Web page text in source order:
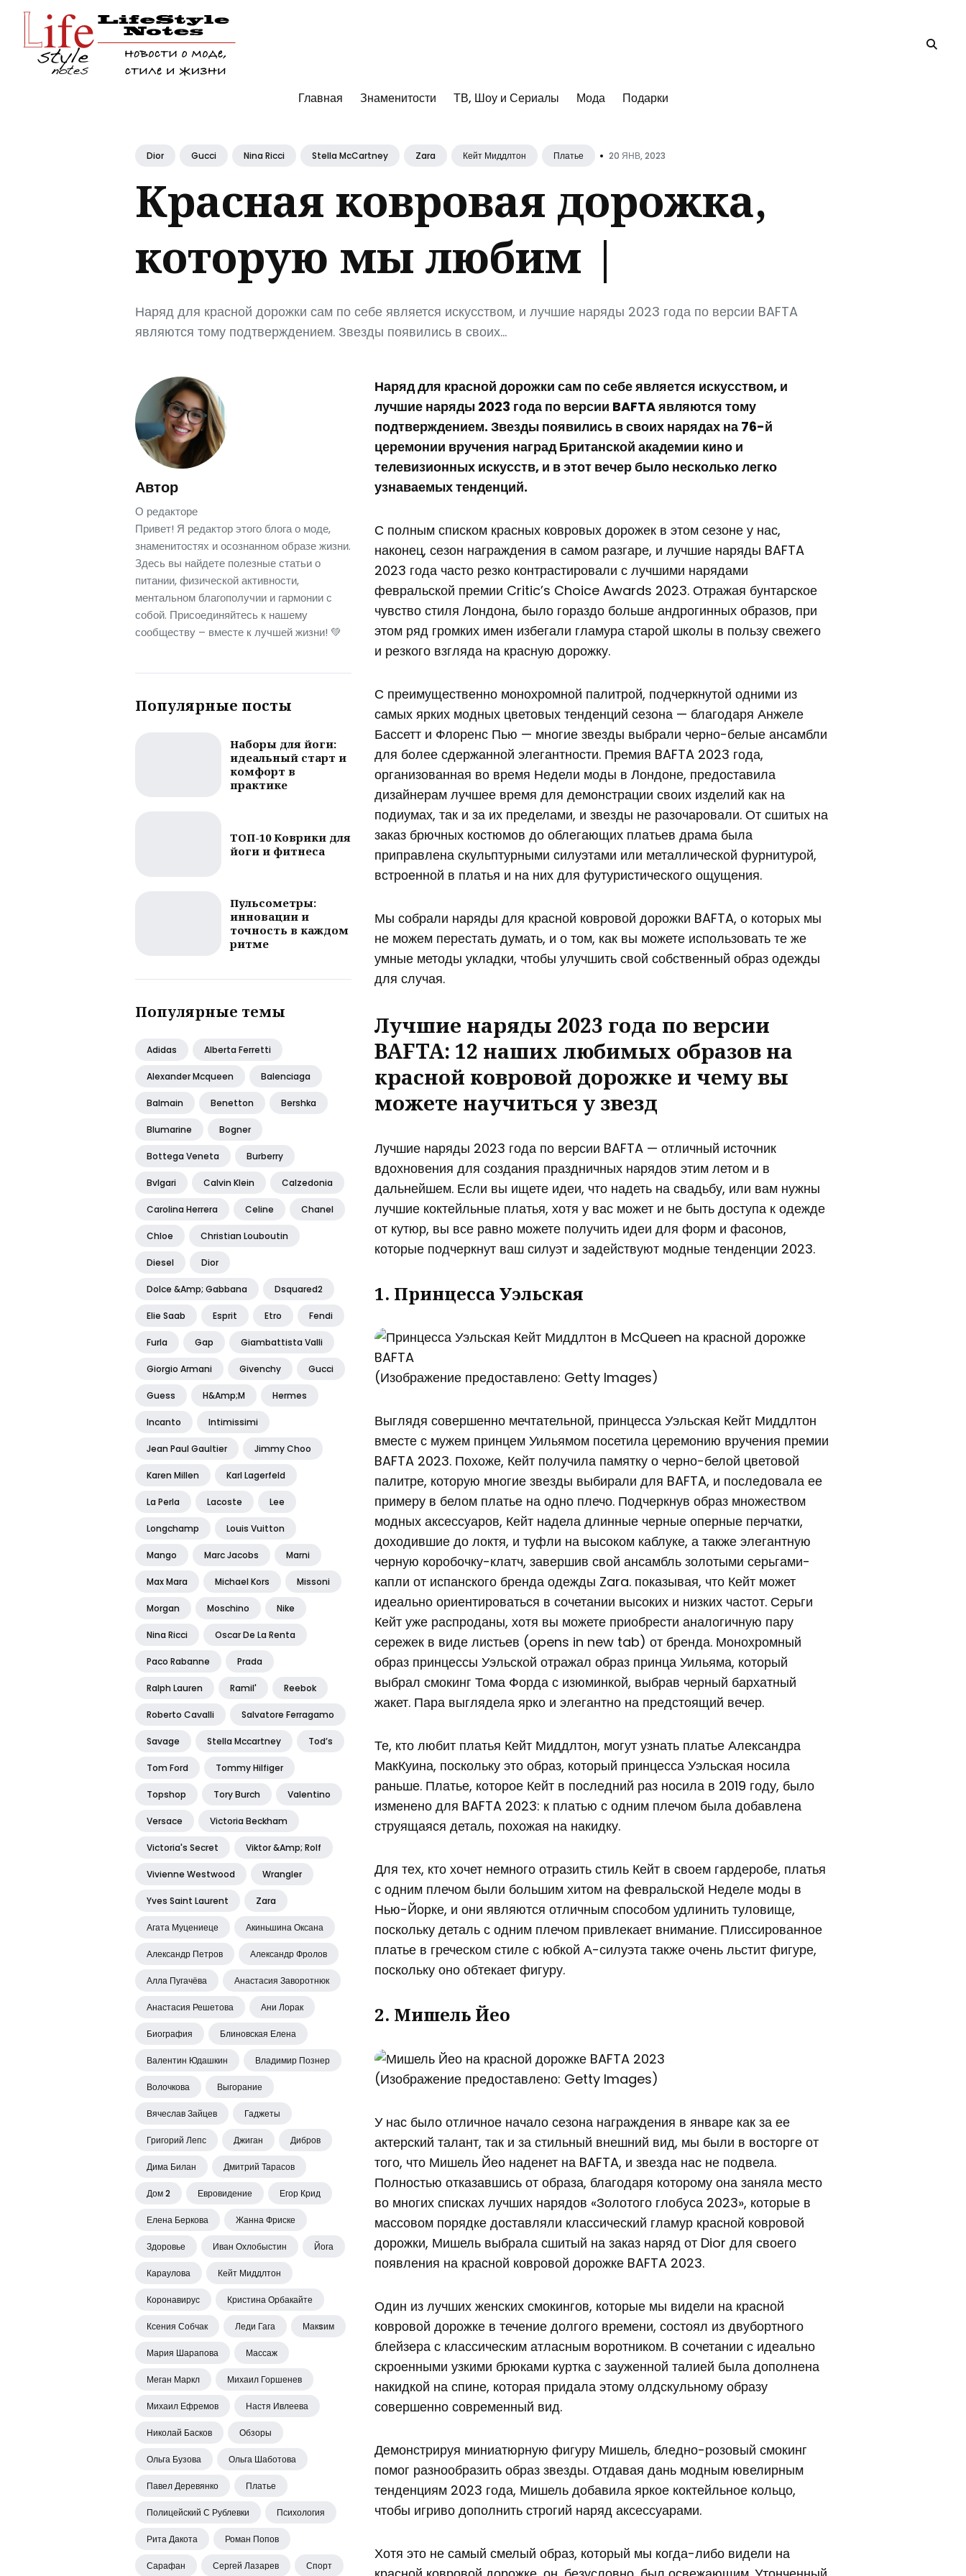
Главная Знаменитости ТВ, Шоу и Сериалы Мода Подарки
по
Dior Gucci Nina Ricci Stella McCartney Zara Кейт Миддлтон Платье • 20 ЯНВ, 2023
Красная ковровая дорожка,
которую мы любим |
Наряд для красной дорожки сам по себе является искусством, и лучшие наряды 2023 года по версии BAFTA
являются тому подтверждением. Звезды появились в своих...
Автор
О редакторе
Привет! Я редактор этого блога о моде,
знаменитостях и осознанном образе жизни.
Здесь вы найдете полезные статьи о
питании, физической активности,
ментальном благополучии и гармонии с
собой. Присоединяйтесь к нашему
сообществу – вместе к лучшей жизни! 💚
Популярные посты
Наборы для йоги:
идеальный старт и
комфорт в
практике
ТОП-10 Коврики для
йоги и фитнеса
Пульсометры:
инновации и
точность в каждом
ритме
Популярные темы
Adidas Alberta Ferretti
Alexander Mcqueen Balenciaga
Balmain Benetton Bershka
Blumarine Bogner
Bottega Veneta Burberry
Bvlgari Calvin Klein Calzedonia
Carolina Herrera Celine Chanel
Chloe Christian Louboutin
Diesel Dior
Dolce &amp; Gabbana Dsquared2
Elie Saab Esprit Etro Fendi
Furla Gap Giambattista Valli
Giorgio Armani Givenchy Gucci
Guess H&amp;m Hermes
Incanto Intimissimi
Jean Paul Gaultier Jimmy Choo
Karen Millen Karl Lagerfeld
La Perla Lacoste Lee
Longchamp Louis Vuitton
Mango Marc Jacobs Marni
Max Mara Michael Kors Missoni
Morgan Moschino Nike
Nina Ricci Oscar De La Renta
Paco Rabanne Prada
Ralph Lauren Ramil' Reebok
Roberto Cavalli Salvatore Ferragamo
Savage Stella Mccartney Tod’s
Tom Ford Tommy Hilfiger
Topshop Tory Burch Valentino
Versace Victoria Beckham
Victoria's Secret Viktor &amp; Rolf
Vivienne Westwood Wrangler
Yves Saint Laurent Zara
Агата Муцениеце Акиньшина Оксана
Александр Петров Александр Фролов
Алла Пугачёва Анастасия Заворотнюк
Анастасия Решетова Ани Лорак
Биография Блиновская Елена
Валентин Юдашкин Владимир Познер
Волочкова Выгорание
Вячеслав Зайцев Гаджеты
Григорий Лепс Джиган Дибров
Дима Билан Дмитрий Тарасов
Дом 2 Евровидение Егор Крид
Елена Беркова Жанна Фриске
Здоровье Иван Охлобыстин Йога
Караулова Кейт Миддлтон
Коронавирус Кристина Орбакайте
Ксения Собчак Леди Гага Макsим
Мария Шарапова Массаж
Меган Маркл Михаил Горшенев
Михаил Ефремов Настя Ивлеева
Николай Басков Обзоры
Ольга Бузова Ольга Шаботова
Павел Деревянко Платье
Полицейский С Рублевки Психология
Рита Дакота Роман Попов
Сарафан Сергей Лазарев Спорт
Наряд для красной дорожки сам по себе является искусством, и
лучшие наряды 2023 года по версии BAFTA являются тому
подтверждением. Звезды появились в своих нарядах на 76-й
церемонии вручения наград Британской академии кино и
телевизионных искусств, и в этот вечер было несколько легко
узнаваемых тенденций.
С полным списком красных ковровых дорожек в этом сезоне у нас,
наконец, сезон награждения в самом разгаре, и лучшие наряды BAFTA
2023 года часто резко контрастировали с лучшими нарядами
февральской премии Critic’s Choice Awards 2023. Отражая бунтарское
чувство стиля Лондона, было гораздо больше андрогинных образов, при
этом ряд громких имен избегали гламура старой школы в пользу свежего
и резкого взгляда на красную дорожку.
С преимущественно монохромной палитрой, подчеркнутой одними из
самых ярких модных цветовых тенденций сезона — благодаря Анжеле
Бассетт и Флоренс Пью — многие звезды выбрали черно-белые ансамбли
для более сдержанной элегантности. Премия BAFTA 2023 года,
организованная во время Недели моды в Лондоне, предоставила
дизайнерам лучшее время для демонстрации своих изделий как на
подиумах, так и за их пределами, и звезды не разочаровали. От сшитых на
заказ брючных костюмов до облегающих платьев драма была
приправлена ​​скульптурными силуэтами или металлической фурнитурой,
встроенной в платья и на них для футуристического ощущения.
Мы собрали наряды для красной ковровой дорожки BAFTA, о которых мы
не можем перестать думать, и о том, как вы можете использовать те же
умные методы укладки, чтобы улучшить свой собственный образ одежды
для случая.
Лучшие наряды 2023 года по версии
BAFTA: 12 наших любимых образов на
красной ковровой дорожке и чему вы
можете научиться у звезд
Лучшие наряды 2023 года по версии BAFTA — отличный источник
вдохновения для создания праздничных нарядов этим летом и в
дальнейшем. Если вы ищете идеи, что надеть на свадьбу, или вам нужны
лучшие коктейльные платья, хотя у вас может и не быть доступа к одежде
от кутюр, вы все равно можете получить идеи для форм и фасонов,
которые подчеркнут ваш силуэт и задействуют модные тенденции 2023.
1. Принцесса Уэльская
(Изображение предоставлено: Getty Images)
Выглядя совершенно мечтательной, принцесса Уэльская Кейт Миддлтон
вместе с мужем принцем Уильямом посетила церемонию вручения премии
BAFTA 2023. Похоже, Кейт получила памятку о черно-белой цветовой
палитре, которую многие звезды выбирали для BAFTA, и последовала ее
примеру в белом платье на одно плечо. Подчеркнув образ множеством
модных аксессуаров, Кейт надела длинные черные оперные перчатки,
доходившие до локтя, и туфли на высоком каблуке, а также элегантную
черную коробочку-клатч, завершив свой ансамбль золотыми серьгами-
капли от испанского бренда одежды Zara. показывая, что Кейт может
идеально ориентироваться в сочетании высоких и низких частот. Серьги
Кейт уже распроданы, хотя вы можете приобрести аналогичную пару
сережек в виде листьев (opens in new tab) от бренда. Монохромный
образ принцессы Уэльской отражал образ принца Уильяма, который
выбрал смокинг Тома Форда с изюминкой, выбрав черный бархатный
жакет. Пара выглядела ярко и элегантно на предстоящий вечер.
Те, кто любит платья Кейт Миддлтон, могут узнать платье Александра
МакКуина, поскольку это образ, который принцесса Уэльская носила
раньше. Платье, которое Кейт в последний раз носила в 2019 году, было
изменено для BAFTA 2023: к платью с одним плечом была добавлена ​​
струящаяся деталь, похожая на накидку.
Для тех, кто хочет немного отразить стиль Кейт в своем гардеробе, платья
с одним плечом были большим хитом на февральской Неделе моды в
Нью-Йорке, и они являются отличным способом удлинить туловище,
поскольку деталь с одним плечом привлекает внимание. Плиссированное
платье в греческом стиле с юбкой А-силуэта также очень льстит фигуре,
поскольку оно обтекает фигуру.
2. Мишель Йео
(Изображение предоставлено: Getty Images)
У нас было отличное начало сезона награждения в январе как за ее
актерский талант, так и за стильный внешний вид, мы были в восторге от
того, что Мишель Йео наденет на BAFTA, и звезда нас не подвела.
Полностью отказавшись от образа, благодаря которому она заняла место
во многих списках лучших нарядов «Золотого глобуса 2023», которые в
массовом порядке доставляли классический гламур красной ковровой
дорожки, Мишель выбрала сшитый на заказ наряд от Dior для своего
появления на красной ковровой дорожке BAFTA 2023.
Один из лучших женских смокингов, которые мы видели на красной
ковровой дорожке в течение долгого времени, состоял из двубортного
блейзера с классическим атласным воротником. В сочетании с идеально
скроенными узкими брюками куртка с зауженной талией была дополнена
накидкой на спине, которая придала этому олдскульному образу
совершенно современный вид.
Демонстрируя миниатюрную фигуру Мишель, бледно-розовый смокинг
помог разнообразить образ звезды. Отдавая дань модным ювелирным
тенденциям 2023 года, Мишель добавила яркое коктейльное кольцо,
чтобы игриво дополнить строгий наряд аксессуарами.
Хотя это не самый смелый образ, который мы когда-либо видели на